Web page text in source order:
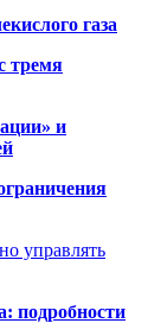
газа
тремя
и
управлять
подробности